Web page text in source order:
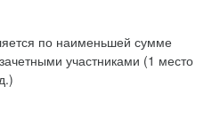
по наименьшей сумме
участниками (1 место